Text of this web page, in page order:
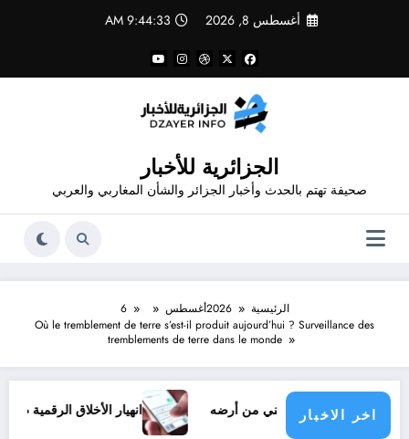
أغسطس 8, 2026 9:44:33 AM
الجزائرية للأخبار
صحيفة تهتم بالحدث وأخبار الجزائر والشأن المغاربي والعربي
الرئيسية 2026أغسطس
6
Où le tremblement de terre s’est-il produit aujourd’hui ? Surveillance des
tremblements de terre dans le monde
اخر الاخبار
الفلسطيني من أرضه انهيار الأخلاق الرقمية ظاهرة